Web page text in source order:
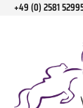
Hauptinhalt
Zur Suche springen
Zur
+49 (0) 2581